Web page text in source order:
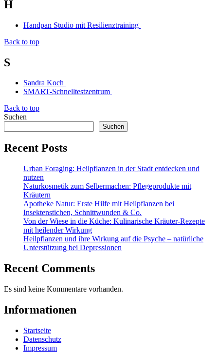
H
Handpan Studio mit Resilienztraining
Back to top
S
Sandra Koch
SMART-Schnelltestzentrum
Back to top
Suchen
Suchen
Recent Posts
Urban Foraging: Heilpflanzen in der Stadt entdecken und
nutzen
Naturkosmetik zum Selbermachen: Pflegeprodukte mit
Kräutern
Apotheke Natur: Erste Hilfe mit Heilpflanzen bei
Insektenstichen, Schnittwunden & Co.
Von der Wiese in die Küche: Kulinarische Kräuter-Rezepte
mit heilender Wirkung
Heilpflanzen und ihre Wirkung auf die Psyche – natürliche
Unterstützung bei Depressionen
Recent Comments
Es sind keine Kommentare vorhanden.
Informationen
Startseite
Datenschutz
Impressum